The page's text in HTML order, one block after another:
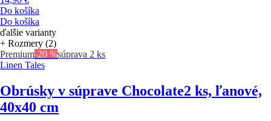
Do košíka
Do košíka
ďalšie varianty
+ Rozmery (2)
Premium-20 %súprava 2 ks
Linen Tales
Obrúsky v súprave Chocolate2 ks, ľanové,
40x40 cm